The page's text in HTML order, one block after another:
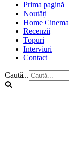
Prima pagină
Noutăți
Home Cinema
Recenzii
Topuri
Interviuri
Contact
Caută...